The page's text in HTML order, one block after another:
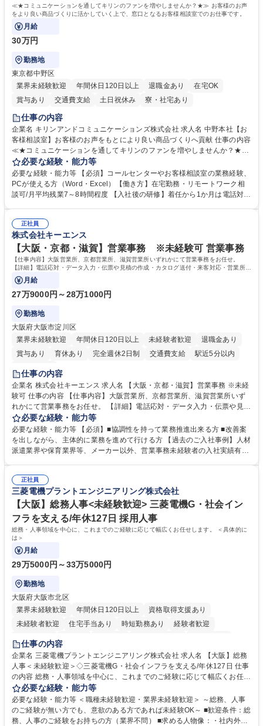
≪★コミュニケーションを通してキリンのファンを増やしませんか？★≫ お客様のお声
をより良い商品づくりに活かしていく上で、窓口となるお客様相談室でのお仕事です。
月給
30万円
勤務地
東京都中野区
業界未経験歓迎
年間休日120日以上 退職金あり
在宅OK
賞与あり
交通費支給 土日祝休み 寮・社宅あり
仕事の内容
企業名 キリンアンドコミュニケーションズ株式会社 求人名 中野本社【お
客様相談室】お客様のお声をもとにより良い商品づくりへ貢献 仕事の内容
≪★コミュニケーションを通してキリンのファンを増やしませんか？★≫
お客様のお声をより良い商品づくりに活かしていく上で、窓口となるお客
様相談室でのお仕事です。 日々お客様からいただくキリングループへのご
意見を、企業活動に活かしています。お客様からの声に迅速かつ誠意をも
って対応、情報提供するとともにグループ内活動に反映しています。 【具
平均100件前後■メール・手紙：同上40件前後 募集職種 中野本社【お客様
相談室】お客様のお声をもとにより良い商品づくりへ貢献
必要な経験・能力等
必要な経験・能力等 【必須】コールセンターやお客様相談室の業務経験、
PCが使える方（Word・Excel）【働き方】在宅勤務・リモートワーク相
談可/月平均残業7～8時間程度 【入社後の研修】着任から1か月は電話対応
すのでご安心ください。 【当社について】キリングループの広報機能を担
う会社として、お客様との出会いを大切にし、磨き上げたホスピタリティ
を込めてコミュニケーションをとりながら広報関連業務を行っておりま
す。 学歴・資格 学歴：大学院 大学 高専 短大 専修学校 高校 語学力： 資
格：
正社員
株式会社キーエンス
【大阪・京都・滋賀】営業事務 ※未経験可 営業事務
【仕事内容】大阪営業所、京都営業所、滋賀営業所いずれかにて営業事務をお任せ。
【詳細】電話応対・データ入力・伝票や見積の作成・カタログ送付・来客対応・営業所内
で発生する事務業務や業務改善をお任せ。
月給
27万9000円～28万1000円
勤務地
大阪府大阪市淀川区
業界未経験歓迎
年間休日120日以上 未経験者歓迎
退職金あり
賞与あり
育休あり 完全週休2日制 交通費支給
駅近5分以内
土日祝休み
仕事の内容
企業名 株式会社キーエンス 求人名 【大阪・京都・滋賀】営業事務 ※未経
験可 仕事の内容 【仕事内容】大阪営業所、京都営業所、滋賀営業所いず
れかにて営業事務をお任せ。 【詳細】電話応対・データ入力・伝票や見積
の作成・カタログ送付・来客対応・営業所内で発生する事務業務や業務改
善をお任せ。 【教育制度】ご入社後、育成担当とペアになりながらOJTに
て業務を覚えていただくことが可能です。業務システムがきちんと構築さ
れているため、スムーズに仕事に慣れることができる環境です。また、
募集職種 【大阪・京都・滋賀】営業事務 ※未経験可
必要な経験・能力等
必要な経験・能力等 【必須】■協調性を持って業務推進出来る方 ■改善案
を出しながら、主体的に業務を進めて行ける方 【過去のご入社事例】人材
派遣業界や保育業界等、メーカー以外、営業事務未経験者の入社実績有
えて、お客様や社員の状況に合わせ、能動的なサポート、改善の動きも期
待され。組織を支えるスペシャリストとして、チームに貢献し、結果的に
社員から頼られる存在になることができます。平均19:30の退勤以降の業
務の持ち帰りも禁止されており、メリハリのある働き方となります。 学
歴・資格 学歴：大学院 大学 高専 短大 語学力： 資格：
正社員
三菱電機プラントエンジニアリング株式会社
【大阪】総務人事<未経験歓迎> 三菱電機G・社会イン
フラを支える/年休127日 採用人事
総務・人事領域を中心に、これまでのご経験に応じて幅広くお任せします。 ＜具体的に
は＞
月給
29万5000円～33万5000円
勤務地
大阪府大阪市北区
業界未経験歓迎
年間休日120日以上
資格取得支援あり
未経験者歓迎
住宅手当あり 時短勤務あり
経験者歓迎
退職金あり
駅近5分以内
土日祝休み 服装自由 寮・社宅あり 食事補助あり
仕事の内容
企業名 三菱電機プラントエンジニアリング株式会社 求人名 【大阪】総務
人事＜未経験歓迎＞◇三菱電機G・社会インフラを支える/年休127日 仕事
の内容 総務・人事領域を中心に、これまでのご経験に応じて幅広くお任せ
します。 ＜具体的には＞ ・総務/人事労務（給与・社保・勤怠管理など）
・採用・教育研修 ・福利厚生運用 など ※基本的には事務所勤務ですが、
採用や教育等の業務内容により、関西圏以外への日帰り・宿泊を伴う国内
出張もございます。 ※担当業務を持ちつつ、お互いに助け合いながら、総
必要な経験・能力等
必要な経験・能力等 ＜職種未経験歓迎・業界未経験歓迎＞ ～総務、人事
のご経験が無い方でも、意欲のある方であれば未経験OK～ ■歓迎条件：総
務、人事のご経験をお持ちの方（業界不問） ■求める人物像：・社内外の